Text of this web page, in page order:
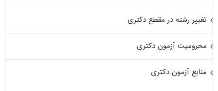
تغییر رشته در مقطع دکتری
محرومیت آزمون دکتری
منابع آزمون دکتری